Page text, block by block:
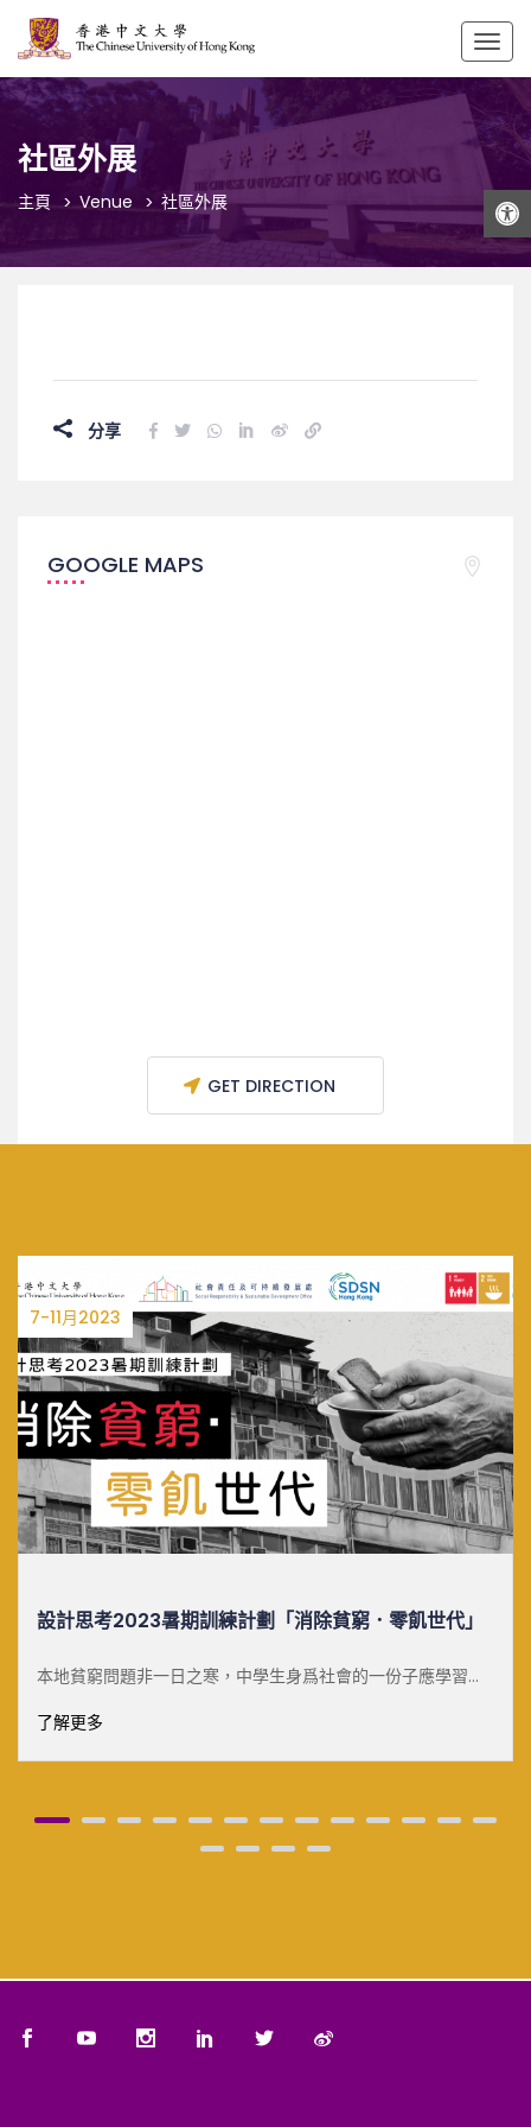
打開工具欄
社區外展
主頁 Venue 社區外展
分享
GOOGLE MAPS
GET DIRECTION
7-11月2023
設計思考2023暑期訓練計劃「消除貧窮．零飢世代」
本地貧窮問題非一日之寒，中學生身爲社會的一份子應學習相
獻 [&he...
了解更多